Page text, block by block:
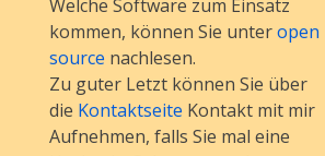
Welche Software zum Einsatz
kommen, können Sie unteropen
source nachlesen.
Zu guter Letzt können Sie über
die Kontaktseite Kontakt mit mir
Aufnehmen, falls Sie mal eine